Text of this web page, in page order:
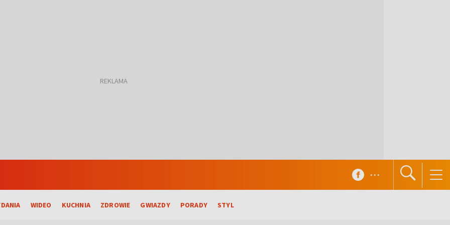
WIDEO KUCHNIA ZDROWIE GWIAZDY PORADY STYL
...